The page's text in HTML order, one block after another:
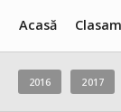
Acasă
2016 2017